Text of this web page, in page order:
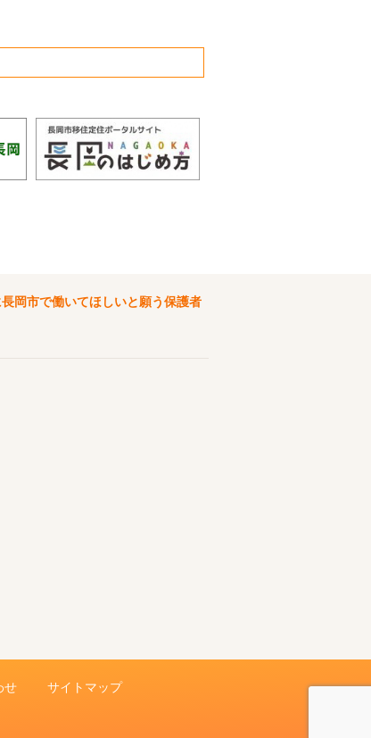
岡市で働いてほしいと願う保護者
せ サイトマップ